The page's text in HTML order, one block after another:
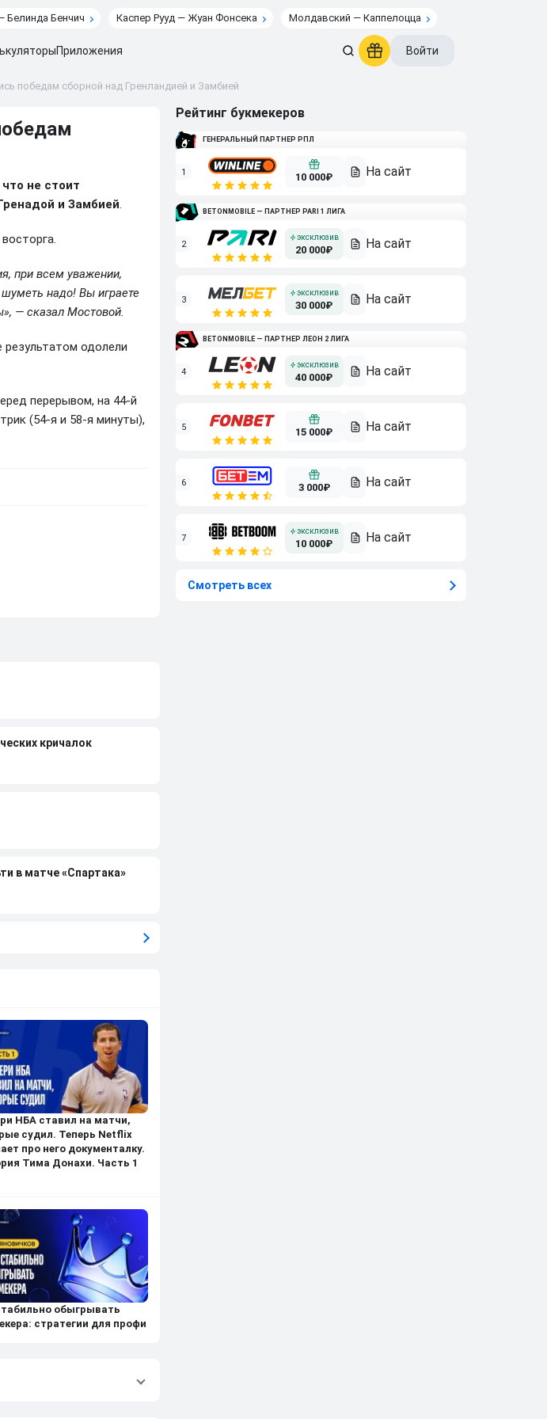
Белинда Бенчич Каспер Рууд — Жуан Фонсека Молдавский — Каппелоцца
Приложения Войти
победам сборной над Гренландией и Замбией
не стоит
и Замбией.
при всем уважении,
надо! Вы играете
— сказал Мостовой.
одолели
перерывом, на 44-й
(54-я и 58-я минуты),
кричалок
в матче «Спартака»
НБА ставил на матчи,
судил. Теперь Netflix
про него документалку.
Тима Донахи. Часть 1
обыгрывать
стратегии для профи
Рейтинг букмекеров
ГЕНЕРАЛЬНЫЙ ПАРТНЕР РПЛ
1 10 000₽
BETONMOBILE — ПАРТНЕР PARI 1 ЛИГА
2 20 000₽
3 30 000₽
BETONMOBILE — ПАРТНЕР ЛЕОН 2 ЛИГА
4 40 000₽
5 15 000₽
6 3 000₽
7 10 000₽
Смотреть всех